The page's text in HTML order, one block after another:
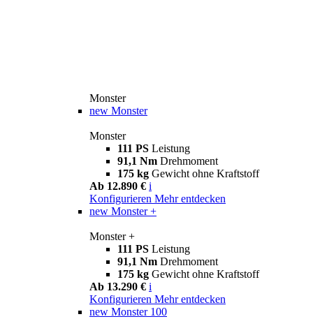
Monster
new Monster
Monster
111 PS Leistung
91,1 Nm Drehmoment
175 kg Gewicht ohne Kraftstoff
Ab 12.890 € i
Konfigurieren Mehr entdecken
new Monster +
Monster +
111 PS Leistung
91,1 Nm Drehmoment
175 kg Gewicht ohne Kraftstoff
Ab 13.290 € i
Konfigurieren Mehr entdecken
new Monster 100